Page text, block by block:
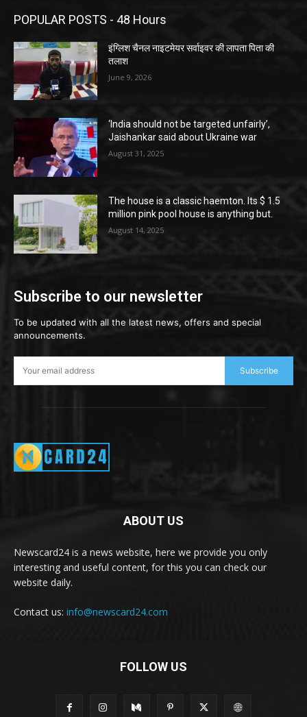
POPULAR POSTS - 48 Hours
इंग्लिश चैनल नाइटमेयर सर्वाइवर की लापता पिता की
तलाश
June 9, 2026
‘India should not be targeted unfairly’,
Jaishankar said about Ukraine war
August 31, 2025
The house is a classic haemton. Its $ 1.5
million pink pool house is anything but.
August 14, 2025
Subscribe to our newsletter
To be updated with all the latest news, offers and special
announcements.
Subscribe
ABOUT US
Newscard24 is a news website, here we provide you only
interesting and useful content, for this you can check our
website daily.
Contact us: info@newscard24.com
FOLLOW US